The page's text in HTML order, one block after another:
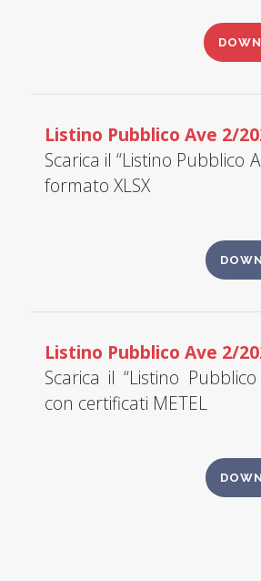
Listino Pubblico Ave 2/
Scarica il “Listino Pubblico
formato XLSX
Listino Pubblico Ave 2/
Scarica il “Listino
con certificati METEL